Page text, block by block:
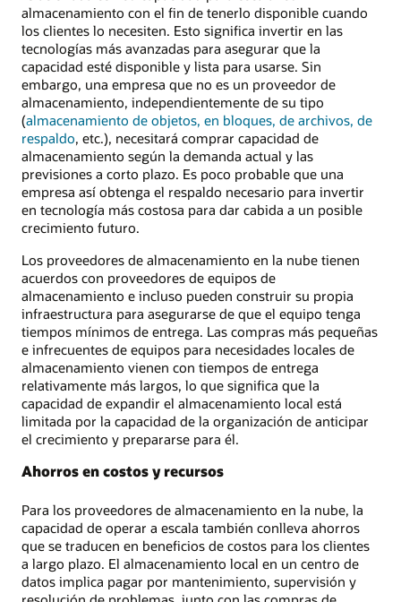
almacenamiento con el fin de tenerlo disponible cuando
los clientes lo necesiten. Esto significa invertir en las
tecnologías más avanzadas para asegurar que la
capacidad esté disponible y lista para usarse. Sin
embargo, una empresa que no es un proveedor de
almacenamiento, independientemente de su tipo
(almacenamiento de objetos, en bloques, de archivos, de
respaldo, etc.), necesitará comprar capacidad de
almacenamiento según la demanda actual y las
previsiones a corto plazo. Es poco probable que una
empresa así obtenga el respaldo necesario para invertir
en tecnología más costosa para dar cabida a un posible
crecimiento futuro.
Los proveedores de almacenamiento en la nube tienen
acuerdos con proveedores de equipos de
almacenamiento e incluso pueden construir su propia
infraestructura para asegurarse de que el equipo tenga
tiempos mínimos de entrega. Las compras más pequeñas
e infrecuentes de equipos para necesidades locales de
almacenamiento vienen con tiempos de entrega
relativamente más largos, lo que significa que la
capacidad de expandir el almacenamiento local está
limitada por la capacidad de la organización de anticipar
el crecimiento y prepararse para él.
Ahorros en costos y recursos
Para los proveedores de almacenamiento en la nube, la
capacidad de operar a escala también conlleva ahorros
que se traducen en beneficios de costos para los clientes
a largo plazo. El almacenamiento local en un centro de
datos implica pagar por mantenimiento, supervisión y